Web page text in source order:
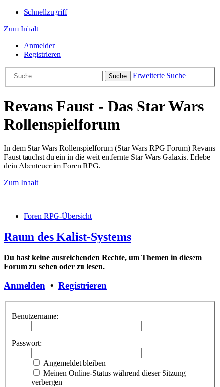
Schnellzugriff
Zum Inhalt
Anmelden
Registrieren
Suche Erweiterte Suche
Revans Faust - Das Star Wars
Rollenspielforum
In dem Star Wars Rollenspielforum (Star Wars RPG Forum) Revans
Faust tauchst du ein in die weit entfernte Star Wars Galaxis. Erlebe
dein Abenteuer im Foren RPG.
Zum Inhalt
Foren RPG-Übersicht
Raum des Kalist-Systems
Du hast keine ausreichenden Rechte, um Themen in diesem
Forum zu sehen oder zu lesen.
Anmelden • Registrieren
Benutzername:
Passwort:
Angemeldet bleiben
Meinen Online-Status während dieser Sitzung
verbergen